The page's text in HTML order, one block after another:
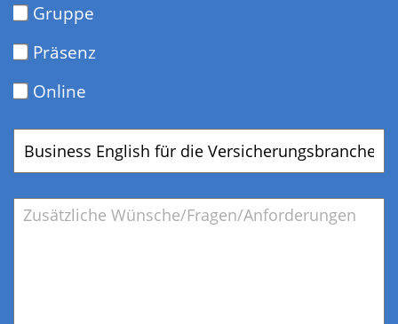
Gruppe
Präsenz
Online
Gewünschtes
Training/Coaching
Bemerkung